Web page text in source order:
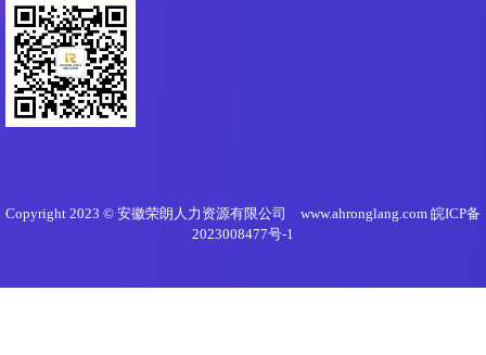
Copyright 2023 © 安徽荣朗人力资源有限公司 www.ahronglang.com 皖ICP备
2023008477号-1